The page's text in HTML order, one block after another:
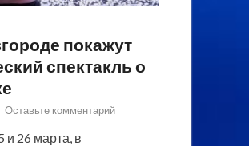
покажут
спектакль о
Оставьте комментарий
и 26 марта, в